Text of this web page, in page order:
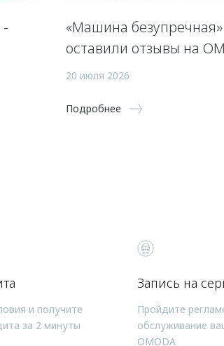
«Машина
оставили отзывы на
20 июля 2026
Подробнее
и получите
за 2 минуты
Запись на
Пройдите
обслуживание
OMODA